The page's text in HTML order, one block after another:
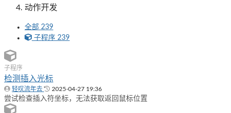
动作开发
全部 239
子程序 239
子程序
检测插入光标
轻叹流年去 2025-04-27 19:36
尝试检查插入符坐标，无法获取返回鼠标位置